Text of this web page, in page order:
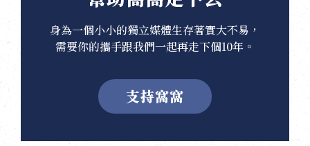
身為一個小小的獨立媒體生存著實大不易，
需要你的攜手跟我們一起再走下個10年。
支持窩窩